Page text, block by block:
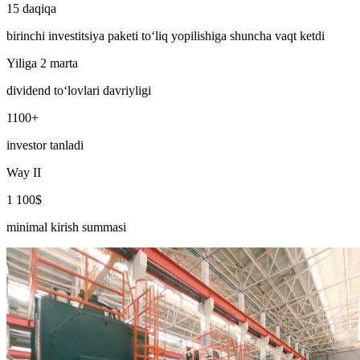
15 daqiqa
birinchi investitsiya paketi to‘liq yopilishiga shuncha vaqt ketdi
Yiliga 2 marta
dividend to‘lovlari davriyligi
1100+
investor tanladi
Way II
1 100$
minimal kirish summasi